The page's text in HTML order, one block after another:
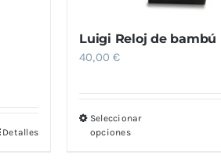
Detalles
Luigi Reloj de bambú
40,00€
Seleccionar
opciones